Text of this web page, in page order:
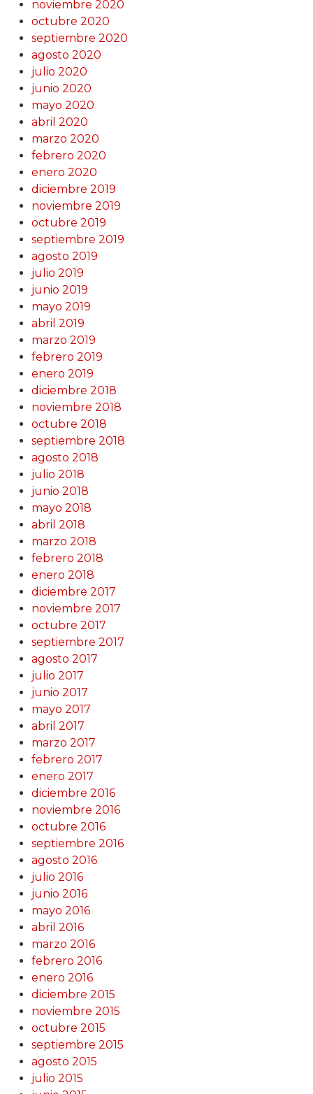
noviembre 2020
octubre 2020
septiembre 2020
agosto 2020
julio 2020
junio 2020
mayo 2020
abril 2020
marzo 2020
febrero 2020
enero 2020
diciembre 2019
noviembre 2019
octubre 2019
septiembre 2019
agosto 2019
julio 2019
junio 2019
mayo 2019
abril 2019
marzo 2019
febrero 2019
enero 2019
diciembre 2018
noviembre 2018
octubre 2018
septiembre 2018
agosto 2018
julio 2018
junio 2018
mayo 2018
abril 2018
marzo 2018
febrero 2018
enero 2018
diciembre 2017
noviembre 2017
octubre 2017
septiembre 2017
agosto 2017
julio 2017
junio 2017
mayo 2017
abril 2017
marzo 2017
febrero 2017
enero 2017
diciembre 2016
noviembre 2016
octubre 2016
septiembre 2016
agosto 2016
julio 2016
junio 2016
mayo 2016
abril 2016
marzo 2016
febrero 2016
enero 2016
diciembre 2015
noviembre 2015
octubre 2015
septiembre 2015
agosto 2015
julio 2015